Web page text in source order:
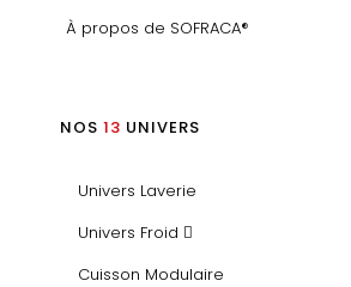
À propos de SOFRACA®
NOS 13 UNIVERS
Univers Laverie
Univers Froid
Cuisson Modulaire